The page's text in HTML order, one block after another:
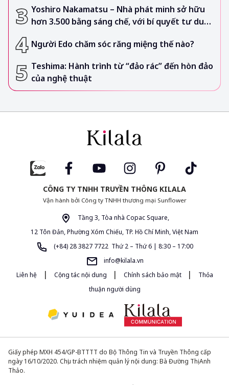
Yoshiro Nakamatsu – Nhà phát minh sở hữu
hơn 3.500 bằng sáng chế, với bí quyết tư duy
Người Edo chăm sóc răng miệng thế nào?
Teshima: Hành trình từ “đảo rác” đến hòn đảo
của nghệ thuật
CÔNG TY TNHH TRUYỀN THÔNG KILALA
Vận hành bởi Công ty TNHH thương mại Sunflower
Tầng 3, Tòa nhà Copac Square,
12 Tôn Đản, Phường Xóm Chiếu, TP. Hồ Chí Minh, Việt Nam
(+84) 28 3827 7722 Thứ 2 – Thứ 6 | 8:30 – 17:00
info@kilala.vn
Liên hệ
| Cộng tác nội dung | Chính sách bảo mật |
Thỏa
thuận người dùng
Giấy phép MXH 454/GP-BTTTT do Bộ Thông Tin và Truyền Thông cấp
ngày 16/10/2020. Chịu trách nhiệm quản lý nội dung: Bà Đường Thị Anh
Thảo.